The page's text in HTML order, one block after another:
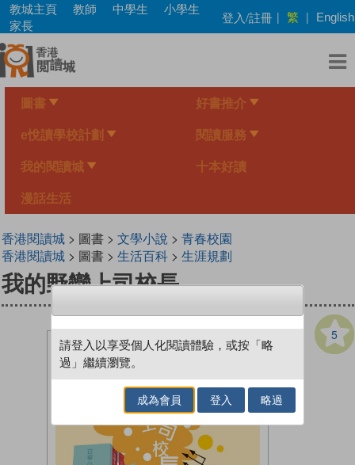
Skip
main
content
教城主頁 教師 中學生
小學生
家長
登入/註冊 | 繁 | English
圖書 好書推介
e悅讀學校計劃 閱讀服務
我的閱讀城 十本好讀
漫話生活
香港閱讀城> 圖書 > 文學小說 > 青春校園
香港閱讀城> 圖書 > 生活百科> 生涯規劃
我的野蠻上司校長
5
請登入以享受個人化閱讀體驗，或按「略
過」繼續瀏覽。
成為會員 登入 略過